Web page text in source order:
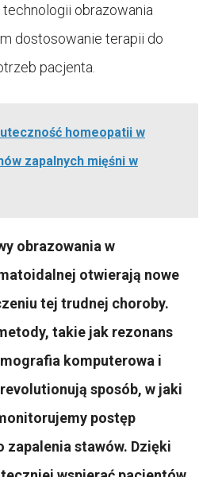
obrazowania
dostosowanie terapii do
pacjenta.
homeopatii w
zapalnych mięśni w
obrazowania w
otwierają nowe
tej trudnej choroby.
takie jak rezonans
komputerowa i
sposób, w jaki
postęp
zapalenia stawów. Dzięki